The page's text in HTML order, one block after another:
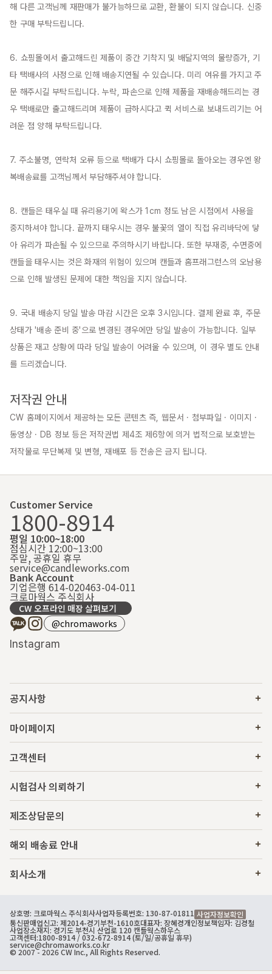
해 다른 고객님께 재판매가 불가능하므로 교환, 환불이 되지 않습니다. 신중
한 구매 부탁드립니다.
6. 쇼핑몰에서 출고해드린 제품이 중간 기착지 및 배달지역의 물량증가, 기
타 택배사의 사정으로 인해 배송지연될 수 있습니다. 미리 여유를 가지고 주
문 해주시길 부탁드립니다. 누락, 파손으로 인해 제품을 재배송해드리는 경
우 택배로만 출고해드리며 제품이 급하시다고 퀵 서비스로 보내드리기는 어
려운 점 양해 부탁드립니다.
7. 주소불명, 연락처 오류 등으로 택배가 다시 쇼핑몰로 돌아오는 경우엔 왕
복배송료를 고객님께서 부담해주셔야 합니다.
8. 캔들은 태우실 때 유리용기에 왁스가 1cm 정도 남은 시점에서 사용을
중지하셔야 합니다. 끝까지 태우시는 경우 불꽃의 열이 직접 유리바닥에 닿
아 유리가 파손될 수 있으므로 주의하시기 바랍니다. 또한 부재중, 수면중에
캔들을 태우시는 것은 화재의 위험이 있으며 캔들과 홈프래그런스의 오남용
으로 인해 발생된 문제에 대한 책임을 지지 않습니다.
9. 국내 배송지 당일 발송 마감 시간은 오후 3시입니다. 결제 완료 후, 주문
상태가 '배송 준비 중'으로 변경된 경우에만 당일 발송이 가능합니다. 일부
상품은 재고 상황에 따라 당일 발송이 어려울 수 있으며, 이 경우 별도 안내
를 드리겠습니다.
저작권 안내
CW 홈페이지에서 제공하는 모든 콘텐츠 즉, 웹문서 · 첨부파일 · 이미지 ·
동영상 · DB 정보 등은 저작권법 제4조 제6항에 의거 법적으로 보호받는
저작물로 무단복제 및 변형, 재배포 등 전송은 금지 됩니다.
Customer Service
1800-8914
평일 10:00~18:00
점심시간 12:00~13:00
주말, 공휴일 휴무
service@candleworks.com
Bank Account
기업은행 614-020463-04-011
크로마웍스 주식회사
CW 오프라인 매장 살펴보기
@chromaworks
Instagram
공지사항
마이페이지
고객센터
시험검사 의뢰하기
제조상담문의
해외 배송료 안내
회사소개
상호명: 크로마웍스 주식회사사업자등록번호: 130-87-01811 사업자정보확인
통신판매업신고: 제2014-경기부천-1610호대표자: 장혜경개인정보책임자: 김경철
사업장소재지: 경기도 부천시 산업로 120 캔들웍스하우스
고객센터:1800-8914/ 032-672-8914 (토/일/공휴일 휴무)
service@chromaworks.co.kr
© 2007 - 2026 CW Inc., All Rights Reserved.